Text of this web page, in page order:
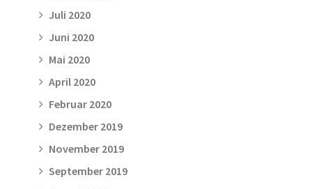
Juli 2020
Juni 2020
Mai 2020
April 2020
Februar 2020
Dezember 2019
November 2019
September 2019